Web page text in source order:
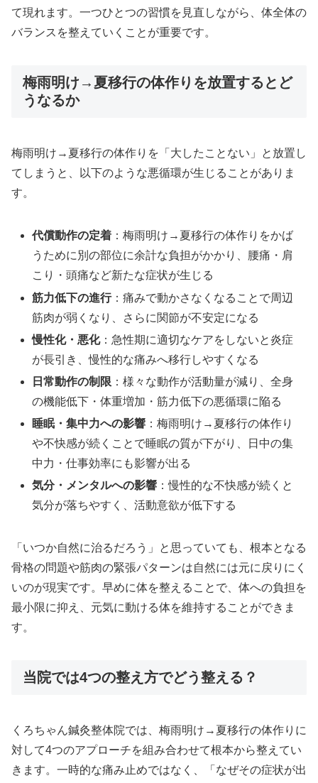
て現れます。一つひとつの習慣を見直しながら、体全体の
バランスを整えていくことが重要です。
梅雨明け→夏移行の体作りを放置するとど
うなるか
梅雨明け→夏移行の体作りを「大したことない」と放置し
てしまうと、以下のような悪循環が生じることがありま
す。
代償動作の定着 ：梅雨明け→夏移行の体作りをかば
うために別の部位に余計な負担がかかり、腰痛・肩
こり・頭痛など新たな症状が生じる
筋力低下の進行：痛みで動かさなくなることで周辺
筋肉が弱くなり、さらに関節が不安定になる
慢性化・悪化：急性期に適切なケアをしないと炎症
が長引き、慢性的な痛みへ移行しやすくなる
日常動作の制限 ：様々な動作が活動量が減り、全身
の機能低下・体重増加・筋力低下の悪循環に陥る
睡眠・集中力への影響 ：梅雨明け→夏移行の体作り
や不快感が続くことで睡眠の質が下がり、日中の集
中力・仕事効率にも影響が出る
気分・メンタルへの影響 ：慢性的な不快感が続くと
気分が落ちやすく、活動意欲が低下する
「いつか自然に治るだろう」と思っていても、根本となる
骨格の問題や筋肉の緊張パターンは自然には元に戻りにく
いのが現実です。早めに体を整えることで、体への負担を
最小限に抑え、元気に動ける体を維持することができま
す。
当院では4つの整え方でどう整える？
くろちゃん鍼灸整体院では、梅雨明け→夏移行の体作りに
対して4つのアプローチを組み合わせて根本から整えてい
きます。一時的な痛み止めではなく、「なぜその症状が出